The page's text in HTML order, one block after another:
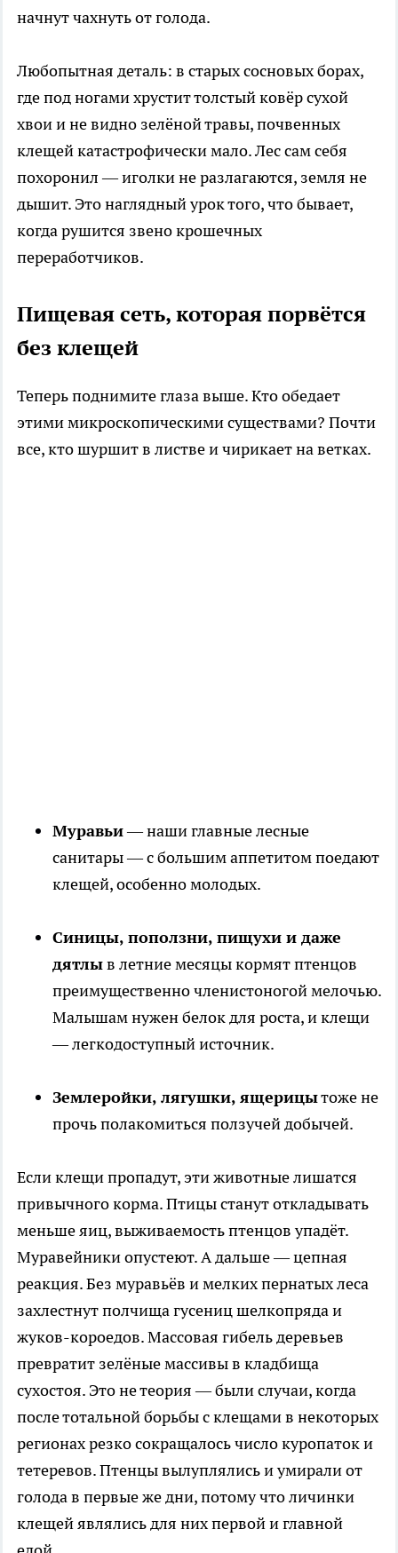
начнут чахнуть от голода.
Любопытная деталь: в старых сосновых борах,
где под ногами хрустит толстый ковёр сухой
хвои и не видно зелёной травы, почвенных
клещей катастрофически мало. Лес сам себя
похоронил — иголки не разлагаются, земля не
дышит. Это наглядный урок того, что бывает,
когда рушится звено крошечных
переработчиков.
Пищевая сеть, которая порвётся
без клещей
Теперь поднимите глаза выше. Кто обедает
этими микроскопическими существами? Почти
все, кто шуршит в листве и чирикает на ветках.
Муравьи— наши главные лесные
санитары — с большим аппетитом поедают
клещей, особенно молодых.
Синицы, поползни, пищухи и даже
дятлыв летние месяцы кормят птенцов
преимущественно членистоногой мелочью.
Малышам нужен белок для роста, и клещи
— легкодоступный источник.
Землеройки, лягушки, ящерицытоже не
прочь полакомиться ползучей добычей.
Если клещи пропадут, эти животные лишатся
привычного корма. Птицы станут откладывать
меньше яиц, выживаемость птенцов упадёт.
Муравейники опустеют. А дальше — цепная
реакция. Без муравьёв и мелких пернатых леса
захлестнут полчища гусениц шелкопряда и
жуков-короедов. Массовая гибель деревьев
превратит зелёные массивы в кладбища
сухостоя. Это не теория — были случаи, когда
после тотальной борьбы с клещами в некоторых
регионах резко сокращалось число куропаток и
тетеревов. Птенцы вылуплялись и умирали от
голода в первые же дни, потому что личинки
клещей являлись для них первой и главной